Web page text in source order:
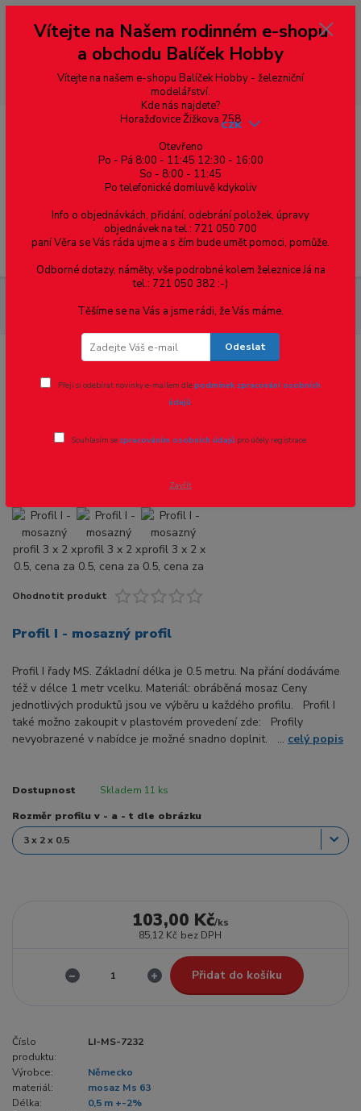
--- pro zákazníky ze Slovenska a jiných zemí, pokud chcete platit v eurech
přepněte si e-shop na euro 💶 pro přepočet měny - pravý horní roh ---
dobírky – pokud si z nějakého důvodu zásilku nevyzvednete, bude po
domluvě zaslána znovu s opětovnou platbou za poštovné, v opačném
případě bude zrušena a účet přidán na blacklist a rušeny následující
objednávky.
Menu
CZK
cena za 0,5m
Ohodnotit produkt
Profil I - mosazný profil
Profil I řady MS. Základní délka je 0.5 metru. Na přání dodáváme
též v délce 1 metr vcelku. Materiál: obráběná mosaz Ceny
jednotlivých produktů jsou ve výběru u každého profilu. Profil I
také možno zakoupit v plastovém provedení zde: Profily
nevyobrazené v nabídce je možné snadno doplnit. ... celý popis
Dostupnost Skladem 11 ks
Rozměr profilu v - a - t dle obrázku
103,00 Kč/ks
85,12 Kč bez DPH
Přidat do košíku
Číslo
produktu:
LI-MS-7232
Výrobce:
Německo
materiál:
mosaz Ms 63
Délka:
0,5 m +-2%
Vítejte na Našem rodinném e-shopu
a obchodu Balíček Hobby
Vítejte na našem e-shopu Balíček Hobby - železniční
modelářství.
Kde nás najdete?
Horažďovice Žižkova 758
Otevřeno
Po - Pá 8:00 - 11:45 12:30 - 16:00
So - 8:00 - 11:45
Po telefonické domluvě kdykoliv
Info o objednávkách, přidání, odebrání položek, úpravy
objednávek na tel.: 721 050 700
paní Věra se Vás ráda ujme a s čím bude umět pomoci, pomůže.
Odborné dotazy, náměty, vše podrobné kolem železnice Já na
tel.: 721 050 382 :-)
Těšíme se na Vás a jsme rádi, že Vás máme.
Odeslat
Přeji si odebírat novinky e-mailem dlepodmínek zpracování osobních
údajů.
Souhlasím se zpracováním osobních údajů pro účely registrace.
Zavřít